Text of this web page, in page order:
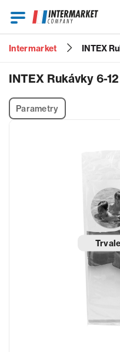
Heslo
Intermarket INTEX
INTEX Rukávky 6-
Parametry